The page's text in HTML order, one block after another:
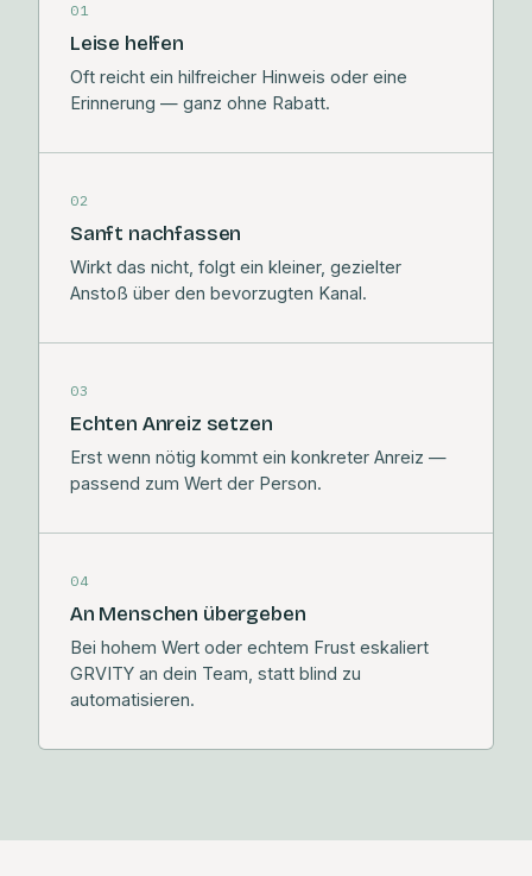
01
Leise helfen
Oft reicht ein hilfreicher Hinweis oder eine
Erinnerung — ganz ohne Rabatt.
02
Sanft nachfassen
Wirkt das nicht, folgt ein kleiner, gezielter
Anstoß über den bevorzugten Kanal.
03
Echten Anreiz setzen
Erst wenn nötig kommt ein konkreter Anreiz —
passend zum Wert der Person.
04
An Menschen übergeben
Bei hohem Wert oder echtem Frust eskaliert
GRVITY an dein Team, statt blind zu
automatisieren.